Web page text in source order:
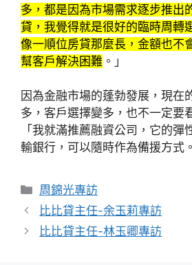
多，都是因為市場需求逐步推出
貸，我覺得就是很好的臨時周轉
像一順位房貸那麼長，金額也不
幫客戶解決困難 。」
因為金融市場的蓬勃發展，現在
多，客戶選擇變多，也不一定要
「我就滿推薦融資公司，它的彈
輸銀行，可以隨時作為備援方式
分
類
周錦光專訪
比比貸主任-余玉莉專訪
比比貸主任-林玉卿專訪